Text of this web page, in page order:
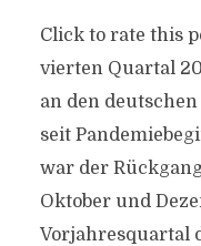
Click to rate this
vierten Quartal
an den
seit
war der
Oktober und
Vorjahresquartal